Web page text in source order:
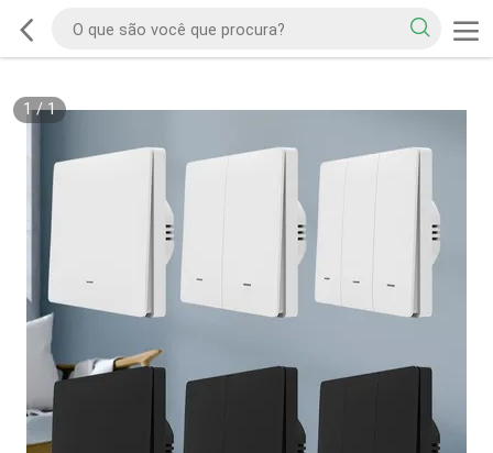
1/1